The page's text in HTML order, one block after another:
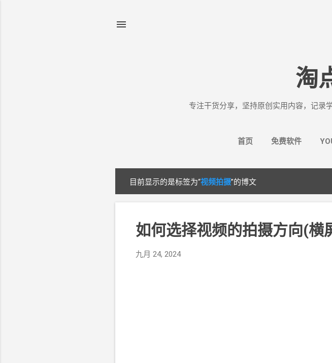
淘
专注干货分享，坚持原创实用内容，记录
首页 免费软件
文
目前显示的是标签为“视频拍摄”的博文
如何选择视频的拍摄方向(横
九月 24, 2024